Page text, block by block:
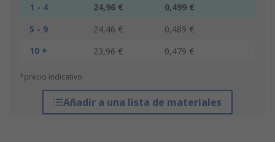
1 - 4 24,96 €
0,499 €
5 - 9
24,46 €
0,489 €
10 +
23,96 € 0,479 €
*precio indicativo
Añadir a una lista de materiales